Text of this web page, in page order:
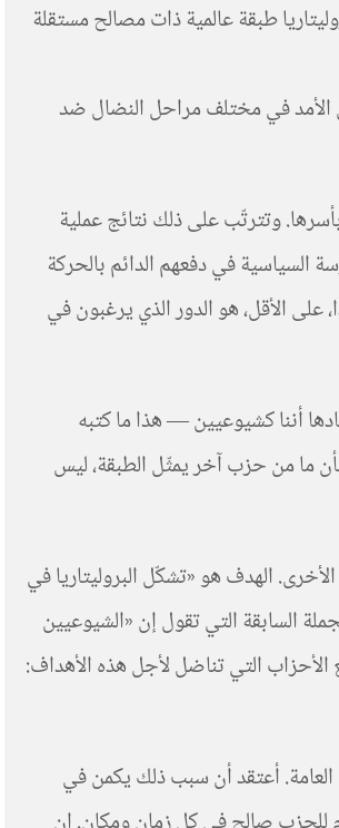
طبقة عالمية ذات مصالح مستقلة
الأمد في مختلف مراحل النضال ضد
وتترتّب على ذلك نتائج عملية
السياسية في دفعهم الدائم بالحركة
على الأقل، هو الدور الذي يرغبون في
أننا كشيوعيين — هذا ما كتبه
ما من حزب آخر يمثّل الطبقة، ليس
الهدف هو «تشكّل البروليتاريا في
السابقة التي تقول إن «الشيوعيين
الأحزاب التي تناضل لأجل هذه الأهداف:
العامة. أعتقد أن سبب ذلك يكمن في